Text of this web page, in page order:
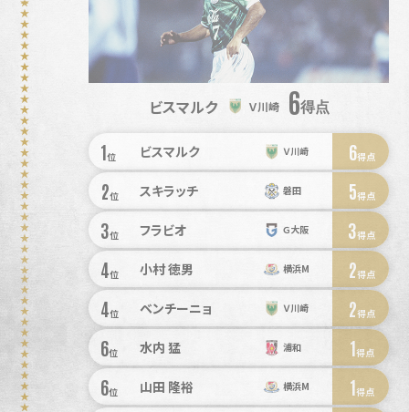
ビスマルク Ｖ川崎 6得点
1位 ビスマルク Ｖ川崎 6得点
2位 スキラッチ 磐田 5得点
3位 フラビオ Ｇ大阪 3得点
4位 小村 徳男 横浜M 2得点
4位 ベンチーニョ Ｖ川崎 2得点
6位 水内 猛 浦和 1得点
6位 山田 隆裕 横浜M 1得点